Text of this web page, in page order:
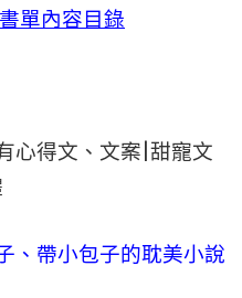
單內容目錄
心得文、文案|甜寵文
、帶小包子的耽美小說